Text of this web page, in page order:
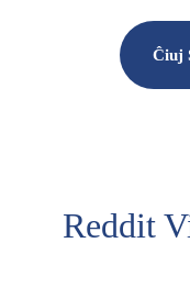
Ĉiuj
Reddit